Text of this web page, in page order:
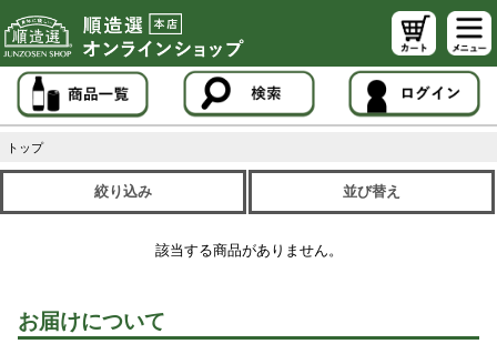
トップ
絞り込み 並び替え
該当する商品がありません。